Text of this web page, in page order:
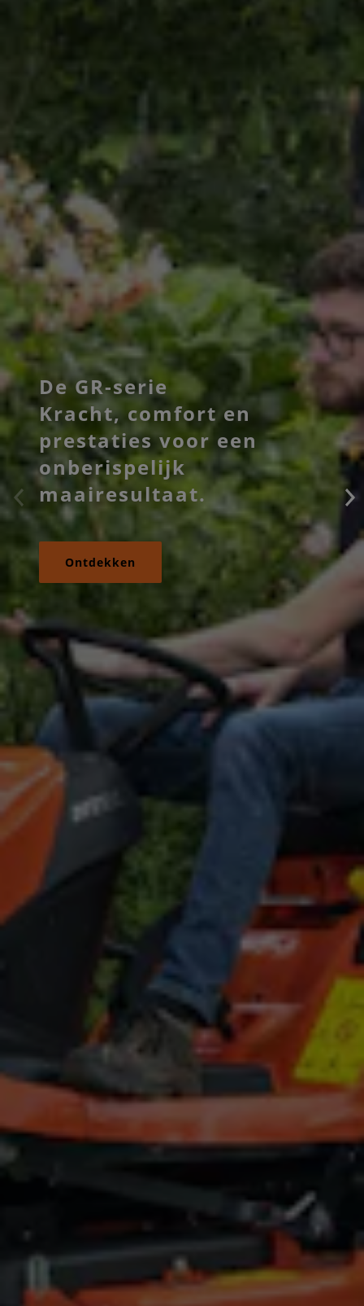
De GR-serie
Kracht, comfort en
prestaties voor een
onberispelijk
maairesultaat.
Ontdekken